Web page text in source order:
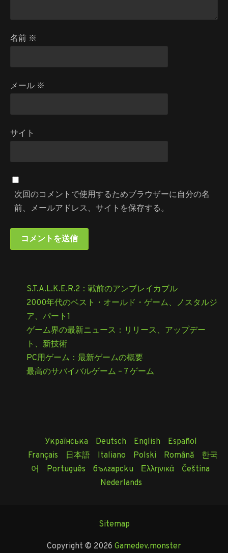
名前 ※
メール ※
サイト
次回のコメントで使用するためブラウザーに自分の名
前、メールアドレス、サイトを保存する。
S.T.A.L.K.E.R.2：戦前のアンブレイカブル
2000年代のベスト・オールド・ゲーム、ノスタルジ
ア、パート1
ゲーム界の最新ニュース：リリース、アップデー
ト、新技術
PC用ゲーム：最新ゲームの概要
最高のサバイバルゲーム – 7 ゲーム
Українська Deutsch English
Español
Français
日本語 Italiano Polski Română
한국
어
Português български Ελληνικά
Čeština
Nederlands
Sitemap
Copyright © 2026 Gamedev.monster